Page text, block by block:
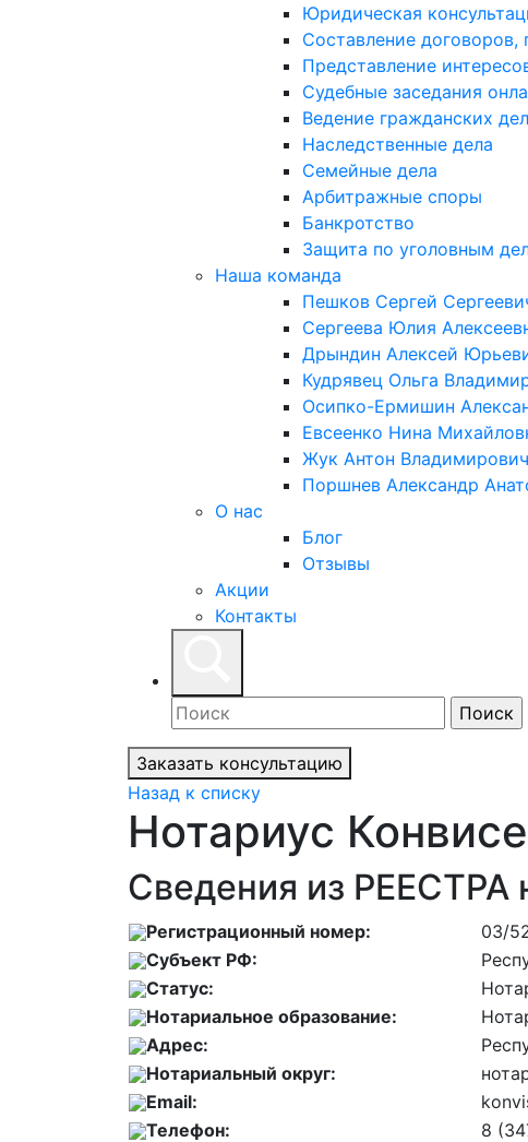
Юридическая
Составление договоров,
Представление
Судебные заседания
Ведение гражданских дел
Наследственные дела
Семейные дела
Арбитражные споры
Банкротство
Защита по уголовным
Наша команда
Пешков Сергей
Сергеева Юлия
Дрындин Алексей
Кудрявец Ольга
Осипко-Ермишин
Евсеенко Нина
Жук Антон Владимирович
Поршнев Александр
О нас
Блог
Отзывы
Акции
Контакты
Заказать консультацию
Назад к списку
Нотариус
Сведения из РЕЕСТРА
Регистрационный номер:
03/
Субъект РФ:
Статус:
Нотариальное образование:
Адрес:
Нотариальный округ:
Email:
Телефон:
8